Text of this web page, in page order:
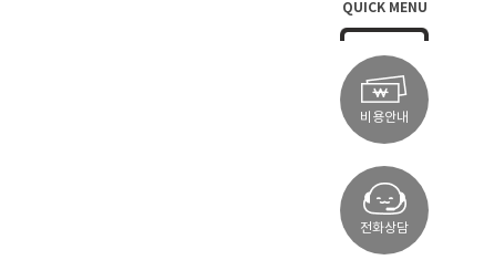
QUICK MENU
비용안내
전화상담